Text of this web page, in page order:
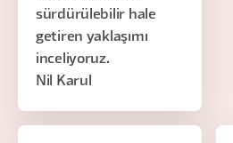
sürdürülebilir hale
getiren yaklaşımı
inceliyoruz.
Nil Karul